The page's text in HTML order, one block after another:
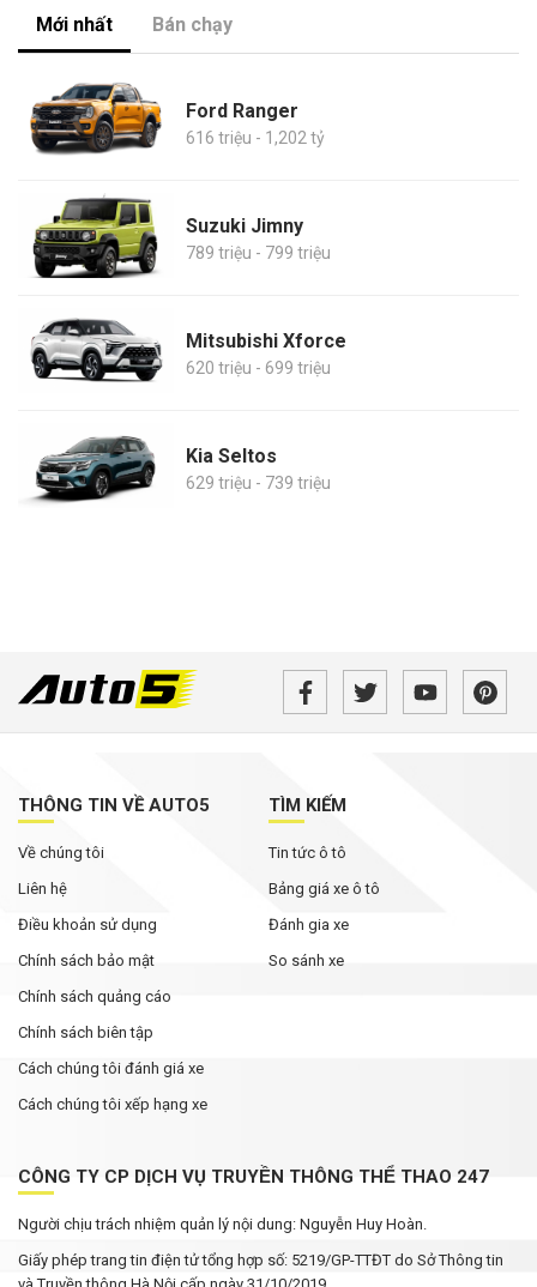
Mới nhất Bán chạy
Ford Ranger
616 triệu - 1,202 tỷ
Suzuki Jimny
789 triệu - 799 triệu
Mitsubishi Xforce
620 triệu - 699 triệu
Kia Seltos
629 triệu - 739 triệu
THÔNG TIN VỀ AUTO5
Về chúng tôi
Liên hệ
Điều khoản sử dụng
Chính sách bảo mật
Chính sách quảng cáo
Chính sách biên tập
Cách chúng tôi đánh giá xe
Cách chúng tôi xếp hạng xe
TÌM KIẾM
Tin tức ô tô
Bảng giá xe ô tô
Đánh gia xe
So sánh xe
CÔNG TY CP DỊCH VỤ TRUYỀN THÔNG THỂ THAO 247
Người chịu trách nhiệm quản lý nội dung: Nguyễn Huy Hoàn.
Giấy phép trang tin điện tử tổng hợp số: 5219/GP-TTĐT do Sở Thông tin